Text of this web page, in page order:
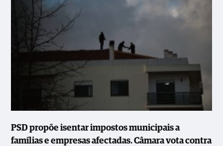
PSD propõe isentar impostos municipais a
famílias e empresas afectadas. Câmara vota contra